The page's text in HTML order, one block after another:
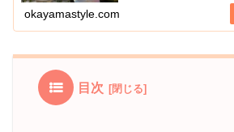
絶品ジェラートやアイスク
okayamastyle.com
目次